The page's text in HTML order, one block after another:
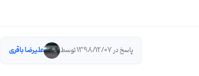
پاسخ در 1398/12/07 توسط علیرضا باقری